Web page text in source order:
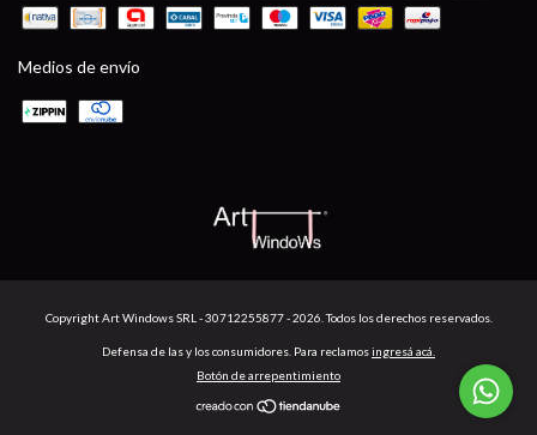
Medios de envío
Copyright Art Windows SRL - 30712255877 - 2026. Todos los derechos reservados.
Defensa de las y los consumidores. Para reclamosingresá acá.
Botón de arrepentimiento